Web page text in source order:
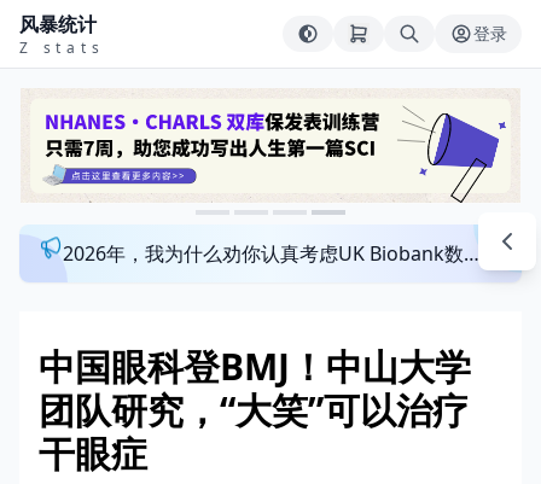
风暴统计
Z stats
登录
2026年，我为什么劝你认真考虑UK Biobank数据库？来看看这个一对一指导发文班
中国眼科登BMJ！中山大学
团队研究，“大笑”可以治疗
干眼症